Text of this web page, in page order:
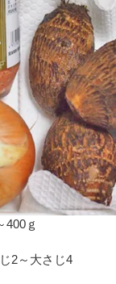
ｇ
2～大さじ4